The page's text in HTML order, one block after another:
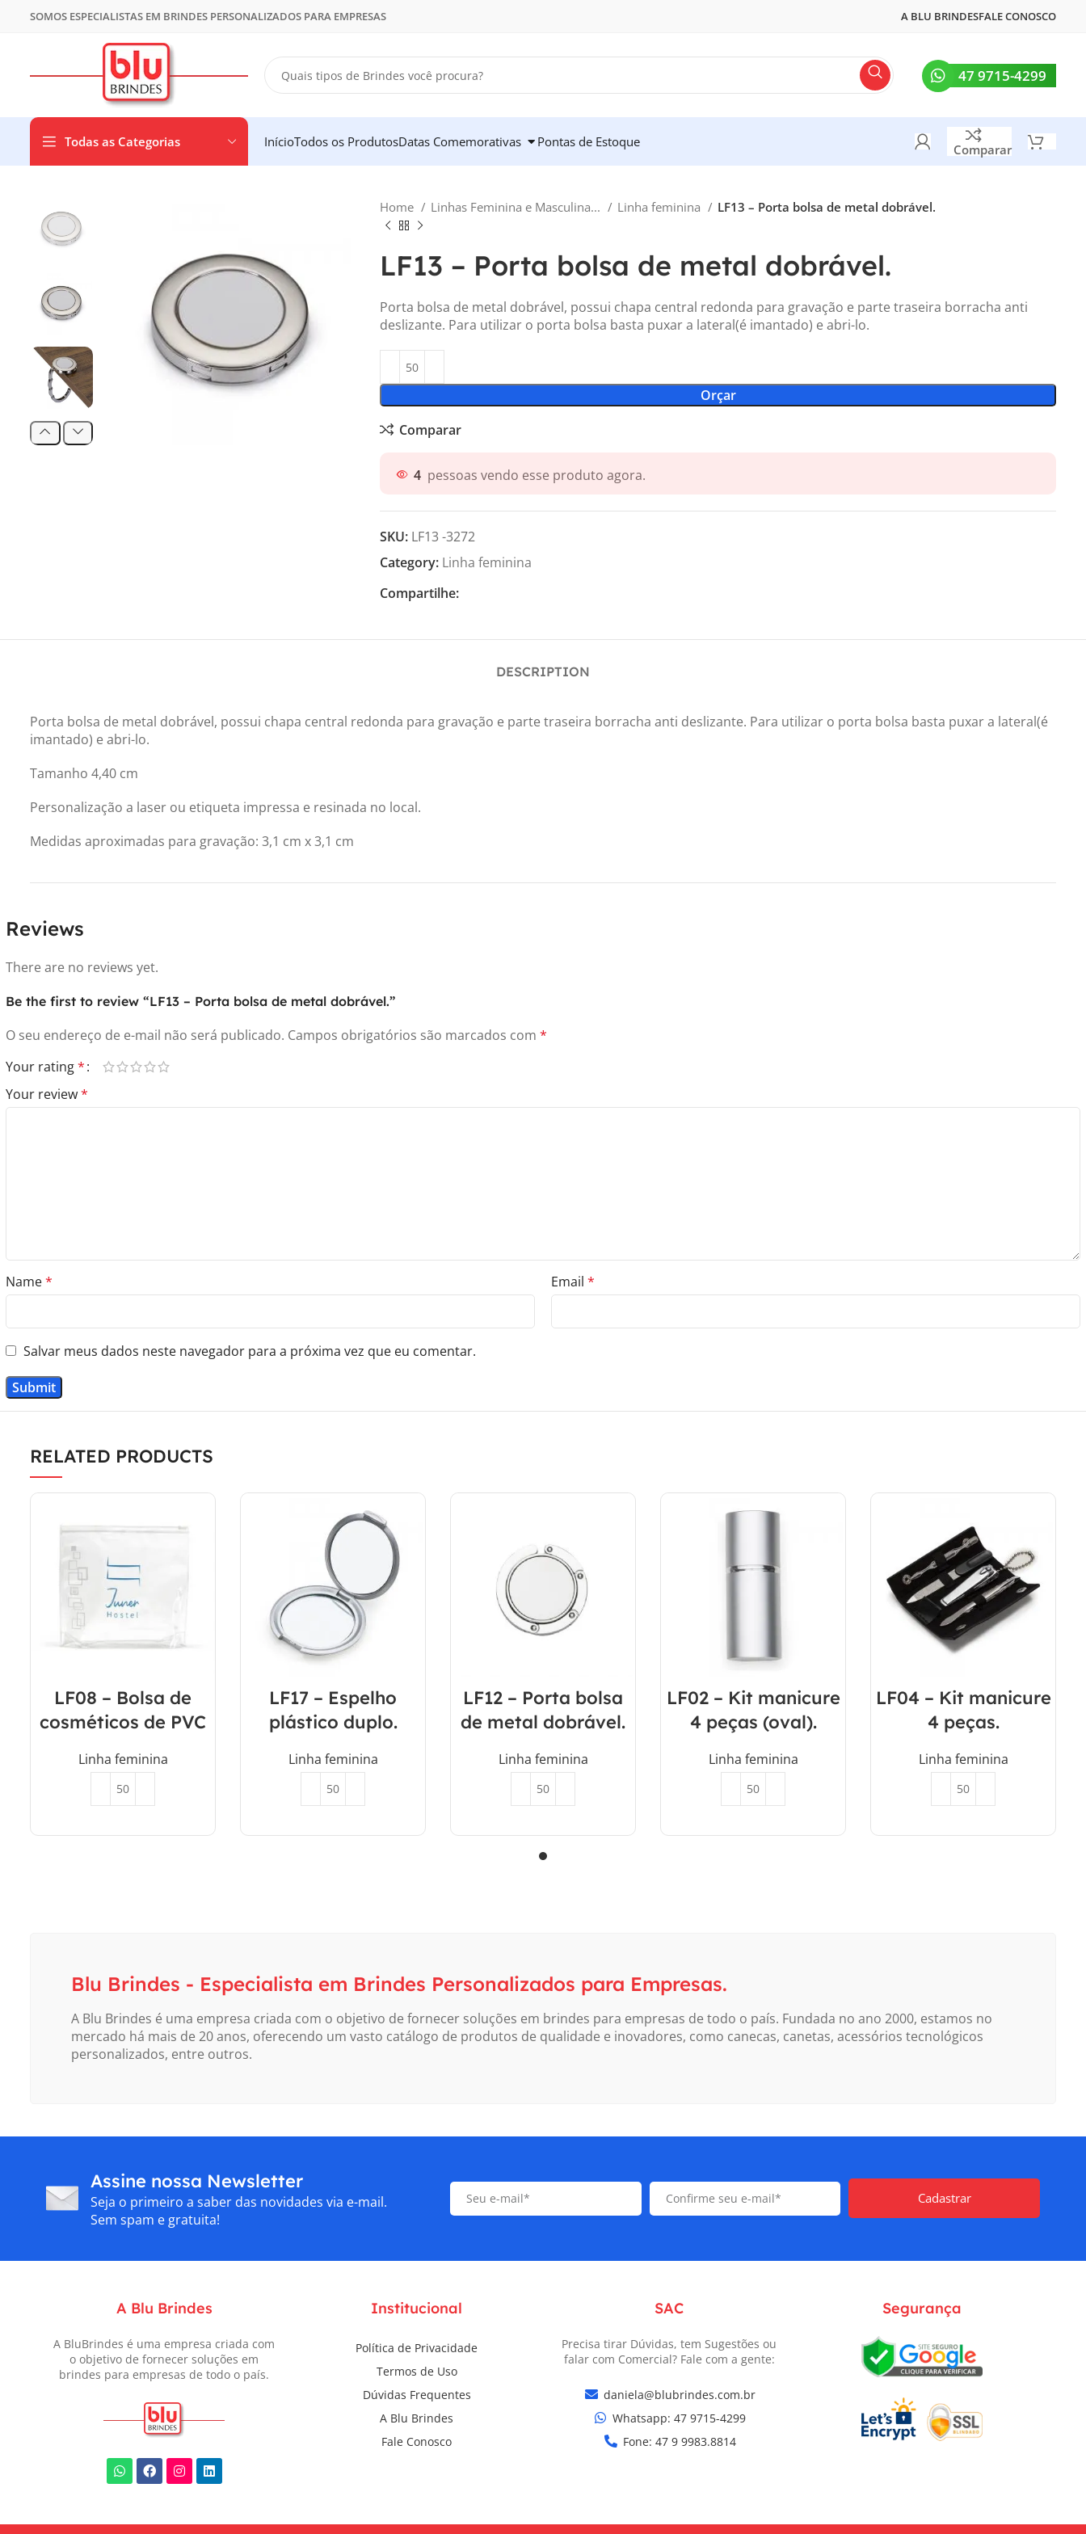
SOMOS ESPECIALISTAS EM BRINDES PERSONALIZADOS PARA EMPRESAS A BLU BRINDESFALE CONOSCO
47 9715-4299
Todas as Categorias InícioTodos os ProdutosDatas Comemorativas Pontas de Estoque Comparar
Home Linhas Feminina e Masculina... Linha feminina LF13 – Porta bolsa de metal dobrável.
LF13 – Porta bolsa de metal dobrável.
Porta bolsa de metal dobrável, possui chapa central redonda para gravação e parte traseira borracha anti
deslizante. Para utilizar o porta bolsa basta puxar a lateral(é imantado) e abri-lo.
Orçar
Comparar
4 pessoas vendo esse produto agora.
SKU: LF13 -3272
Category: Linha feminina
Compartilhe:
DESCRIPTION
Porta bolsa de metal dobrável, possui chapa central redonda para gravação e parte traseira borracha anti deslizante. Para utilizar o porta bolsa basta puxar a lateral(é
imantado) e abri-lo.
Tamanho 4,40 cm
Personalização a laser ou etiqueta impressa e resinada no local.
Medidas aproximadas para gravação: 3,1 cm x 3,1 cm
Reviews
There are no reviews yet.
Be the first to review “LF13 – Porta bolsa de metal dobrável.”
O seu endereço de e-mail não será publicado. Campos obrigatórios são marcados com *
Your rating*
Your review*
Name* Email *
Salvar meus dados neste navegador para a próxima vez que eu comentar.
RELATED PRODUCTS
LF08 – Bolsa de
cosméticos de PVC
Linha feminina
LF17 – Espelho
plástico duplo.
Linha feminina
LF12 – Porta bolsa
de metal dobrável.
Linha feminina
LF02 – Kit manicure
4 peças (oval).
Linha feminina
LF04 – Kit manicure
4 peças.
Linha feminina
Blu Brindes - Especialista em Brindes Personalizados para Empresas.
A Blu Brindes é uma empresa criada com o objetivo de fornecer soluções em brindes para empresas de todo o país. Fundada no ano 2000, estamos no
mercado há mais de 20 anos, oferecendo um vasto catálogo de produtos de qualidade e inovadores, como canecas, canetas, acessórios tecnológicos
personalizados, entre outros.
Assine nossa Newsletter
Seja o primeiro a saber das novidades via e-mail.
Sem spam e gratuita!
Cadastrar
A Blu Brindes
A BluBrindes é uma empresa criada com
o objetivo de fornecer soluções em
brindes para empresas de todo o país.
Institucional
Política de Privacidade
Termos de Uso
Dúvidas Frequentes
A Blu Brindes
Fale Conosco
SAC
Precisa tirar Dúvidas, tem Sugestões ou
falar com Comercial? Fale com a gente:
daniela@blubrindes.com.br
Whatsapp: ‎47 9715-4299
Fone: 47 9 9983.8814
Segurança